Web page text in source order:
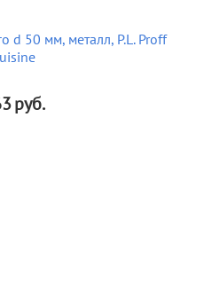
50 мм, металл, P.L. Proff
руб.